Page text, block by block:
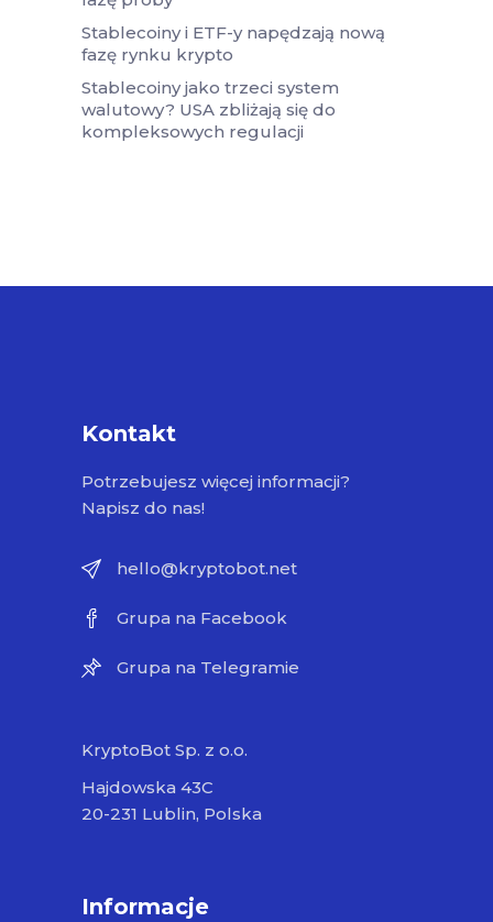
Stablecoiny i ETF-y napędzają nową
fazę rynku krypto
Stablecoiny jako trzeci system
walutowy? USA zbliżają się do
kompleksowych regulacji
Kontakt
Potrzebujesz więcej informacji?
Napisz do nas!
hello@kryptobot.net
Grupa na Facebook
Grupa na Telegramie
KryptoBot Sp. z o.o.
Hajdowska 43C
20-231 Lublin, Polska
Informacje